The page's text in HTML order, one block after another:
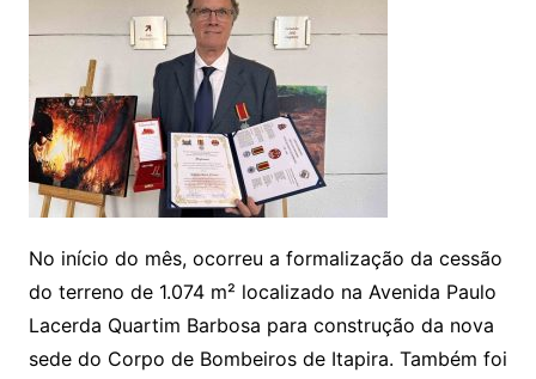
No início do mês, ocorreu a formalização da cessão
do terreno de 1.074 m² localizado na Avenida Paulo
Lacerda Quartim Barbosa para construção da nova
sede do Corpo de Bombeiros de Itapira. Também foi